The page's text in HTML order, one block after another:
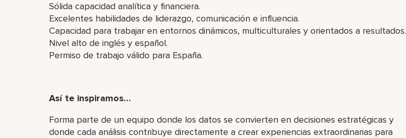
Sólida capacidad analítica y financiera.
Excelentes habilidades de liderazgo, comunicación e influencia.
Capacidad para trabajar en entornos dinámicos, multiculturales y orientados a resultados.
Nivel alto de inglés y español.
Permiso de trabajo válido para España.
Así te inspiramos…
Forma parte de un equipo donde los datos se convierten en decisiones estratégicas y
donde cada análisis contribuye directamente a crear experiencias extraordinarias para